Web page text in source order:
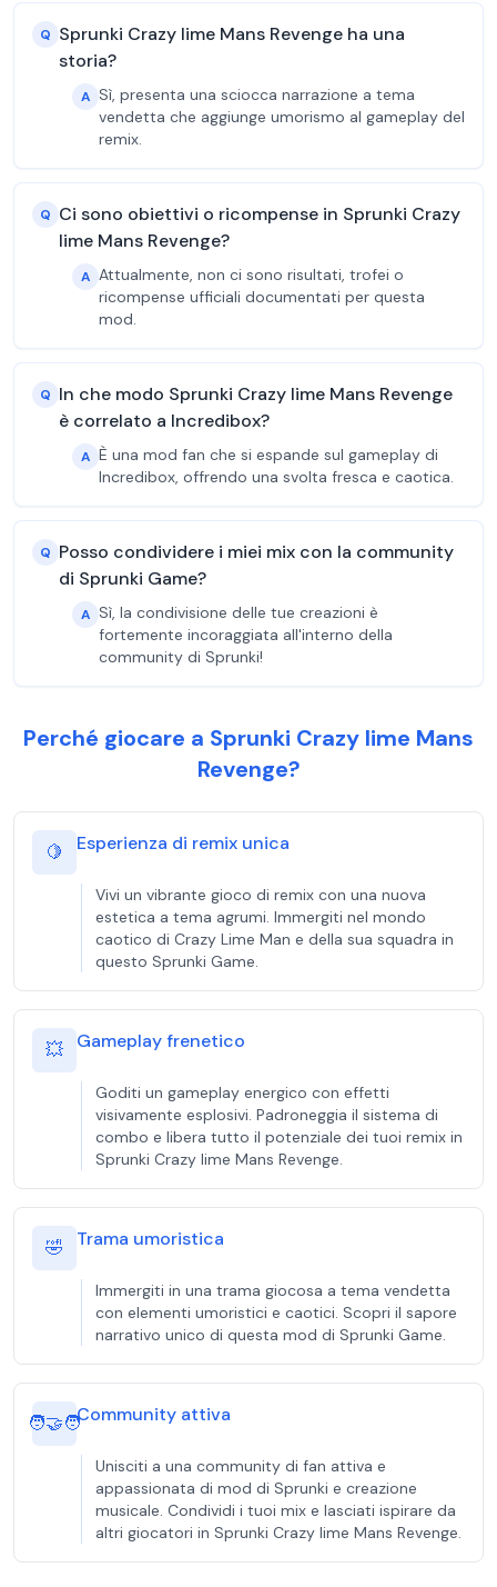
Q Sprunki Crazy lime Mans Revenge ha una
storia?
A Sì, presenta una sciocca narrazione a tema
vendetta che aggiunge umorismo al gameplay del
remix.
Q Ci sono obiettivi o ricompense in Sprunki Crazy
lime Mans Revenge?
A Attualmente, non ci sono risultati, trofei o
ricompense ufficiali documentati per questa
mod.
Q In che modo Sprunki Crazy lime Mans Revenge
è correlato a Incredibox?
A È una mod fan che si espande sul gameplay di
Incredibox, offrendo una svolta fresca e caotica.
Q Posso condividere i miei mix con la community
di Sprunki Game?
A Sì, la condivisione delle tue creazioni è
fortemente incoraggiata all'interno della
community di Sprunki!
Perché giocare a Sprunki Crazy lime Mans
Revenge?
🍋 Esperienza di remix unica
Vivi un vibrante gioco di remix con una nuova
estetica a tema agrumi. Immergiti nel mondo
caotico di Crazy Lime Man e della sua squadra in
questo Sprunki Game.
💥 Gameplay frenetico
Goditi un gameplay energico con effetti
visivamente esplosivi. Padroneggia il sistema di
combo e libera tutto il potenziale dei tuoi remix in
Sprunki Crazy lime Mans Revenge.
🤣 Trama umoristica
Immergiti in una trama giocosa a tema vendetta
con elementi umoristici e caotici. Scopri il sapore
narrativo unico di questa mod di Sprunki Game.
🧑‍🤝‍🧑Community attiva
Unisciti a una community di fan attiva e
appassionata di mod di Sprunki e creazione
musicale. Condividi i tuoi mix e lasciati ispirare da
altri giocatori in Sprunki Crazy lime Mans Revenge.